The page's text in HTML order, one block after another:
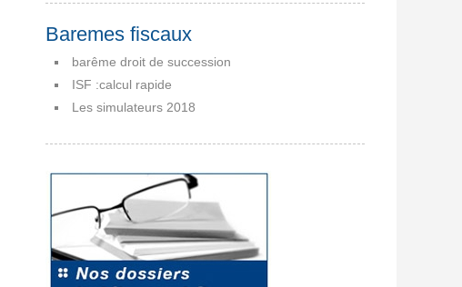
Baremes fiscaux
barême droit de succession
ISF :calcul rapide
Les simulateurs 2018